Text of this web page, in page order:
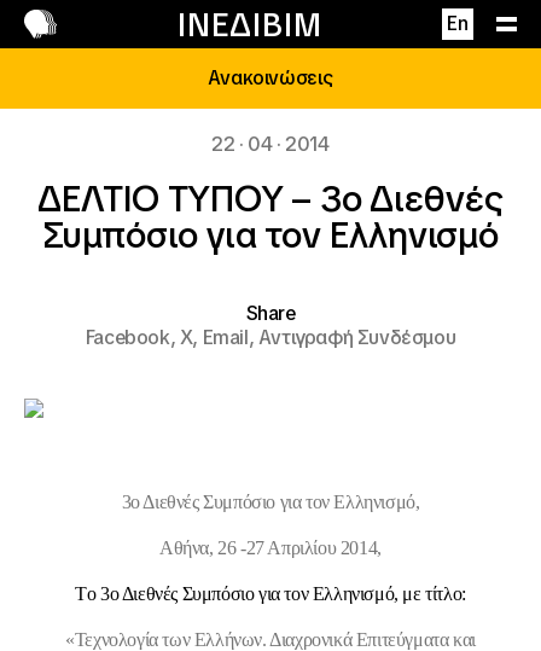
ΙΝΕΔΙΒΙΜ En
Επικοινωνία
Ανακοινώσεις
22 · 04 · 2014
ΔΕΛΤΙΟ ΤΥΠΟΥ – 3ο Διεθνές
Συμπόσιο για τον Ελληνισμό
Share
Facebook,X, Email,Αντιγραφή Συνδέσμου
3ο Διεθνές Συμπόσιο για τον Ελληνισμό,
Αθήνα, 26 -27 Απριλίου 2014,
Tο 3ο Διεθνές Συμπόσιο για τον Ελληνισμό, με τίτλο:
«Τεχνολογία των Ελλήνων. Διαχρονικά Επιτεύγματα και